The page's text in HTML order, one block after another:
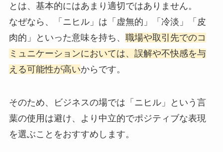
とは、基本的にはあまり適切ではありません。
なぜなら、「ニヒル」は「虚無的」「冷淡」「皮
肉的」といった意味を持ち、 職場や取引先でのコ
ミュニケーションにおいては、誤解や不快感を与
える可能性が高いからです。
そのため、ビジネスの場では「ニヒル」という言
葉の使用は避け、より中立的でポジティブな表現
を選ぶことをおすすめします。